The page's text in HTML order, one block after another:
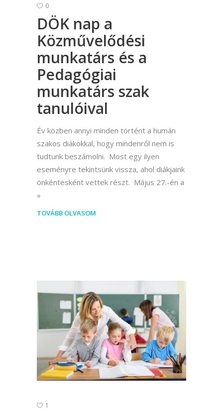
0
DÖK nap a
Közművelődési
munkatárs és a
Pedagógiai
munkatárs szak
tanulóival
Év közben annyi minden történt a humán
szakos diákokkal, hogy mindenről nem is
tudtunk beszámolni. Most egy ilyen
eseményre tekintsünk vissza, ahol diákjaink
önkéntesként vettek részt. Május 27.-én a
TOVÁBB OLVASOM
1